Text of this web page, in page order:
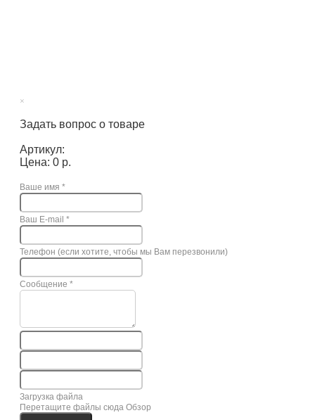
×
Задать вопрос о товаре
Артикул:
Цена: 0 р.
Ваше имя *
Ваш E-mail *
Телефон (если хотите, чтобы мы Вам перезвонили)
Сообщение *
Загрузка файла
Перетащите файлы сюда Обзор